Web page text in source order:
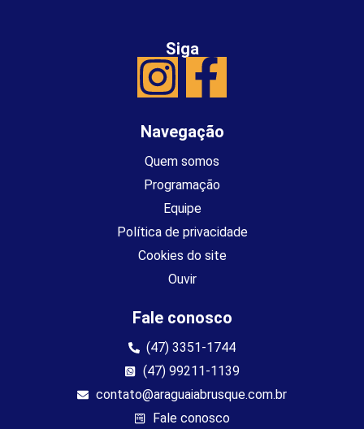
Siga
Navegação
Quem somos
Programação
Equipe
Política de privacidade
Cookies do site
Ouvir
Fale conosco
(47) 3351-1744
(47) 99211-1139
contato@araguaiabrusque.com.br
Fale conosco